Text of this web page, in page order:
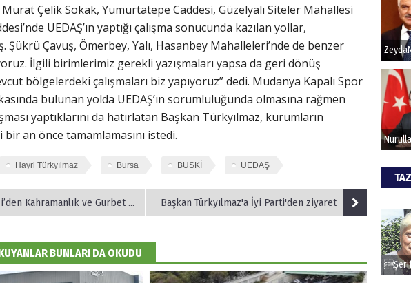
Çelik Sokak, Yumurtatepe Caddesi, Güzelyalı Siteler Mahallesi
UEDAŞ’ın yaptığı çalışma sonucunda kazılan yollar,
Şükrü Çavuş, Ömerbey, Yalı, Hasanbey Mahalleleri’nde de benzer
İlgili birimlerimiz gerekli yazışmaları yapsa da geri dönüş
bölgelerdeki çalışmaları biz yapıyoruz” dedi. Mudanya Kapalı Spor
bulunan yolda UEDAŞ’ın sorumluluğunda olmasına rağmen
yaptıklarını da hatırlatan Başkan Türkyılmaz, kurumların
an önce tamamlamasını istedi.
Hayri Türkyılmaz Bursa BUSKİ UEDAŞ
Kahramanlık ve Gurbet Konseri Başkan Türkyılmaz'a İyi Parti'den ziyaret
BUNLARI DA OKUDU
Bu